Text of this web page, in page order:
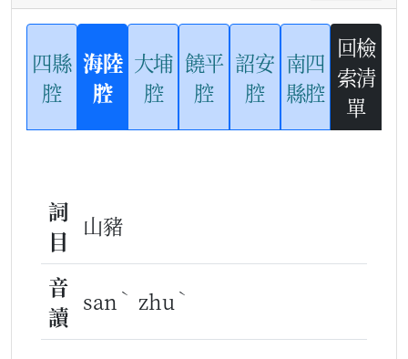
四縣
腔
海陸
腔
大埔
腔
饒平
腔
詔安
腔
南四
縣腔
回檢
索清
單
詞
目
山豬
音
讀
san ˋ zhu ˋ